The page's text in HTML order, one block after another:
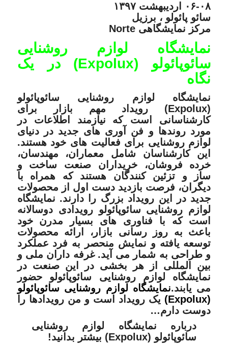
۰۶-۰۸ اردیبهشت ۱۳۹۷
سائو پائولو ، برزیل
مرکز نمایشگاهی Norte
نمایشگاه لوازم روشنایی
سائوپائولو (Expolux) در یک
نگاه
نمایشگاه لوازم روشنایی سائوپائولو
(Expolux)
رویداد مهم بازار برای
کارشناسانی است که نیازمند اطلاعات در
مورد روندها و فن آوری های جدید در دنیای
لوازم روشنایی برای فعالیت های خود هستند.
این کارشناسان شامل معماران، مهندسان،
خرده فروشان، خریداران صنعت ساخت و
ساز و تزئین کنندگان هستند که همراه با
دیگران، فرصت بازدید دست اول از محصولات
جدید در این رویداد بزرگ را دارند. نمایشگاه
لوازم روشنایی سائوپائولو رویدادی دوسالانه
است که با فناوری های بسیار مدرن خود
باعث به روز رسانی بازار، ارائه محصولات
توسعه یافته و نمایش منحصر به فرد عملکرد
و طراحی به شمار می آید. غرفه داران ملی و
بین المللی از هر بخشی در این صنعت در
نمایشگاه لوازم روشنایی سائوپائولو حضور
می یابند.نمایشگاه لوازم روشنایی سائوپائولو
(Expolux)
یک رویداد است و من رویداد‌ها را
دوست دارم…
درباره نمایشگاه لوازم روشنایی
سائوپائولو (Expolux) بیشتر بدانید!